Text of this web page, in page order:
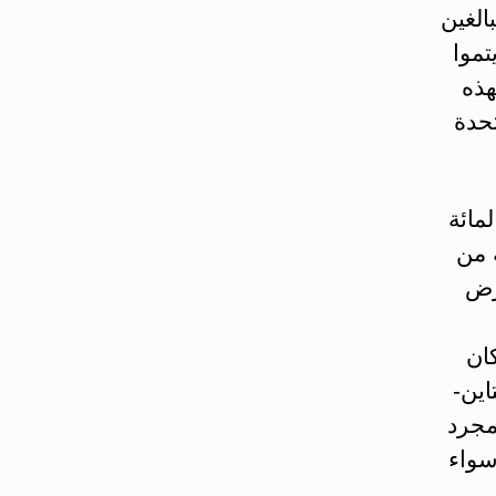
البالغين
قد تقول: “انتظر لحظة! أنا متأكد من أن 95 بالمائة
من
من سكان